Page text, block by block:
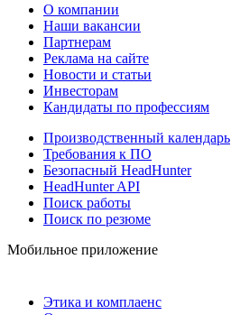
О компании
Наши вакансии
Партнерам
Реклама на сайте
Новости и статьи
Инвесторам
Кандидаты по профессиям
Производственный календарь
Требования к ПО
Безопасный HeadHunter
HeadHunter API
Поиск работы
Поиск по резюме
Мобильное приложение
Этика и комплаенс